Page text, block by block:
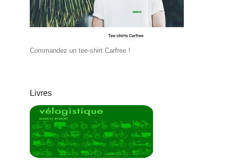
Commandez un tee-shirt Carfree !
Livres